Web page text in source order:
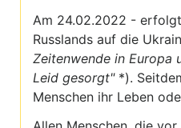
Am 24.02.2022 -
Russlands auf die
Zeitenwende in Europa
Leid gesorgt"*).
Menschen ihr Leben